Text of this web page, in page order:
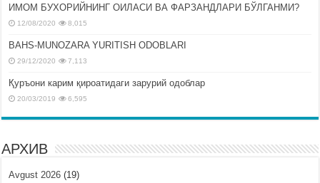
ИМОМ БУХОРИЙНИНГ ОИЛАСИ ВА ФАРЗАНДЛАРИ БЎЛГАНМИ?
12/08/2020 8,015
BAHS-MUNOZARA YURITISH ODOBLARI
29/12/2020 7,113
Қуръони карим қироатидаги зарурий одоблар
20/03/2019 6,595
АРХИВ
Avgust 2026 (19)